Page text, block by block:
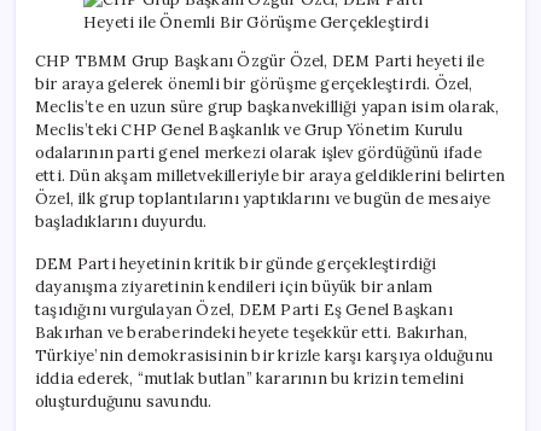
DEM
Parti
Heyeti
ile
Önemli
Bir
Görüşme
Gerçekleştirdi
için
CHP TBMM Grup Başkanı Özgür Özel, DEM Parti heyeti ile
bir araya gelerek önemli bir görüşme gerçekleştirdi. Özel,
Meclis’te en uzun süre grup başkanvekilliği yapan isim olarak,
Meclis’teki CHP Genel Başkanlık ve Grup Yönetim Kurulu
odalarının parti genel merkezi olarak işlev gördüğünü ifade
etti. Dün akşam milletvekilleriyle bir araya geldiklerini belirten
Özel, ilk grup toplantılarını yaptıklarını ve bugün de mesaiye
başladıklarını duyurdu.
DEM Parti heyetinin kritik bir günde gerçekleştirdiği
dayanışma ziyaretinin kendileri için büyük bir anlam
taşıdığını vurgulayan Özel, DEM Parti Eş Genel Başkanı
Bakırhan ve beraberindeki heyete teşekkür etti. Bakırhan,
Türkiye’nin demokrasisinin bir krizle karşı karşıya olduğunu
iddia ederek, “mutlak butlan” kararının bu krizin temelini
oluşturduğunu savundu.